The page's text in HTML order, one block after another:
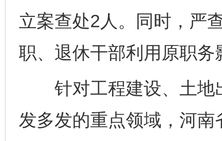
立案查处2人。同时，严
职、退休干部利用原职务
针对工程建设、土地
发多发的重点领域，河